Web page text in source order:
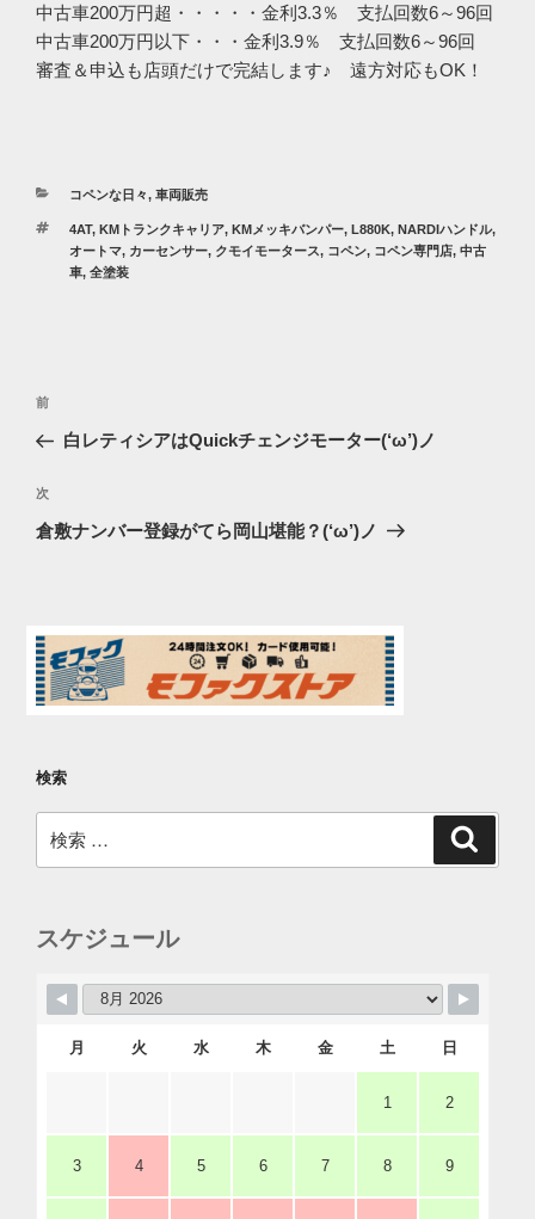
中古車200万円超・・・・・金利3.3％ 支払回数6～96回
中古車200万円以下・・・金利3.9％ 支払回数6～96回
審査＆申込も店頭だけで完結します♪ 遠方対応もOK！
カ
ゴ
リ
ー
コペンな日々, 車両販売
タ
グ
4AT, KMトランクキャリア, KMメッキバンパー, L880K, NARDIハンドル,
オートマ, カーセンサー, クモイモータース, コペン, コペン専門店, 中古
車, 全塗装
投
ナ
ビ
ゲ
ン
過
去
投
稿
前
白レティシアはQuickチェンジモーター(‘ω’)ノ
次
の
次
倉敷ナンバー登録がてら岡山堪能？(‘ω’)ノ
検索
索:
スケジュール
月 火 水 木 金 土 日
1 2
3 4 5 6 7 8 9